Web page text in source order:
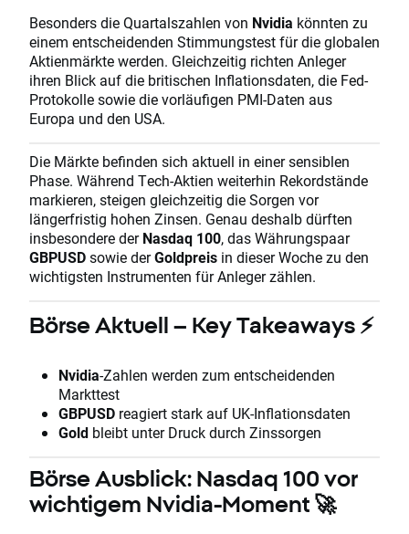
Besonders die Quartalszahlen von Nvidia könnten zu
einem entscheidenden Stimmungstest für die globalen
Aktienmärkte werden. Gleichzeitig richten Anleger
ihren Blick auf die britischen Inflationsdaten, die Fed-
Protokolle sowie die vorläufigen PMI-Daten aus
Europa und den USA.
Die Märkte befinden sich aktuell in einer sensiblen
Phase. Während Tech-Aktien weiterhin Rekordstände
markieren, steigen gleichzeitig die Sorgen vor
längerfristig hohen Zinsen. Genau deshalb dürften
insbesondere derNasdaq 100, das Währungspaar
GBPUSDsowie derGoldpreis in dieser Woche zu den
wichtigsten Instrumenten für Anleger zählen.
Börse Aktuell – Key Takeaways ⚡
Nvidia-Zahlen werden zum entscheidenden
Markttest
GBPUSD reagiert stark auf UK-Inflationsdaten
Gold bleibt unter Druck durch Zinssorgen
Börse Ausblick: Nasdaq 100 vor
wichtigem Nvidia-Moment 🚀